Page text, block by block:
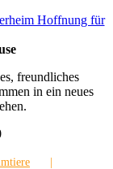
freundliches
in ein neues